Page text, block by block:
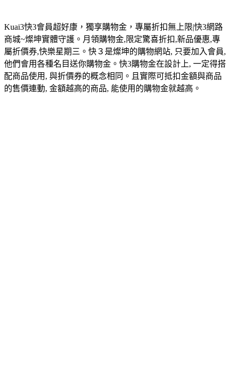
Kuai3快3會員超好康，獨享購物金，專屬折扣無上限|快3網路
商城~燦坤實體守護。月領購物金,限定驚喜折扣,新品優惠,專
屬折價券,快樂星期三。快３是燦坤的購物網站, 只要加入會員,
他們會用各種名目送你購物金。快3購物金在設計上, 一定得搭
配商品使用, 與折價券的概念相同。且實際可抵扣金額與商品
的售價連動, 金額越高的商品, 能使用的購物金就越高。